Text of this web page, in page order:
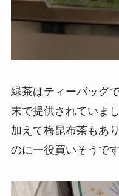
緑茶はティーバッグ
末で提供されていまし
加えて梅昆布茶もあ
のに一役買いそうです